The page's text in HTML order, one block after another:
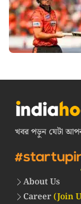
খবর পড়ুন যেটা
About Us
Career(Join